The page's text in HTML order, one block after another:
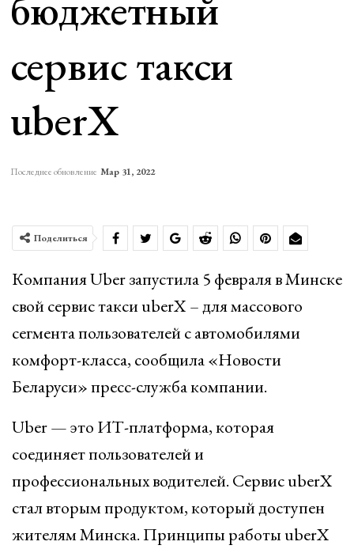
сервис такси
uberX
Последнее обновление Мар 31, 2022
Поделиться
Компания Uber запустила 5 февраля в Минске
свой сервис такси uberX – для массового
сегмента пользователей с автомобилями
комфорт-класса, сообщила «Новости
Беларуси» пресс-служба компании.
Uber — это ИТ-платформа, которая
соединяет пользователей и
профессиональных водителей. Сервис uberX
стал вторым продуктом, который доступен
жителям Минска. Принципы работы uberX